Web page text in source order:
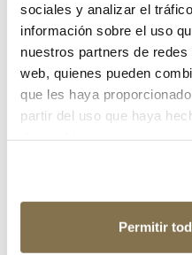
sociales y analizar el
información sobre el uso
nuestros partners de
web, quienes pueden
que les haya
partir del uso que haya
Permitir
¿Has olvidado tu contraseña?